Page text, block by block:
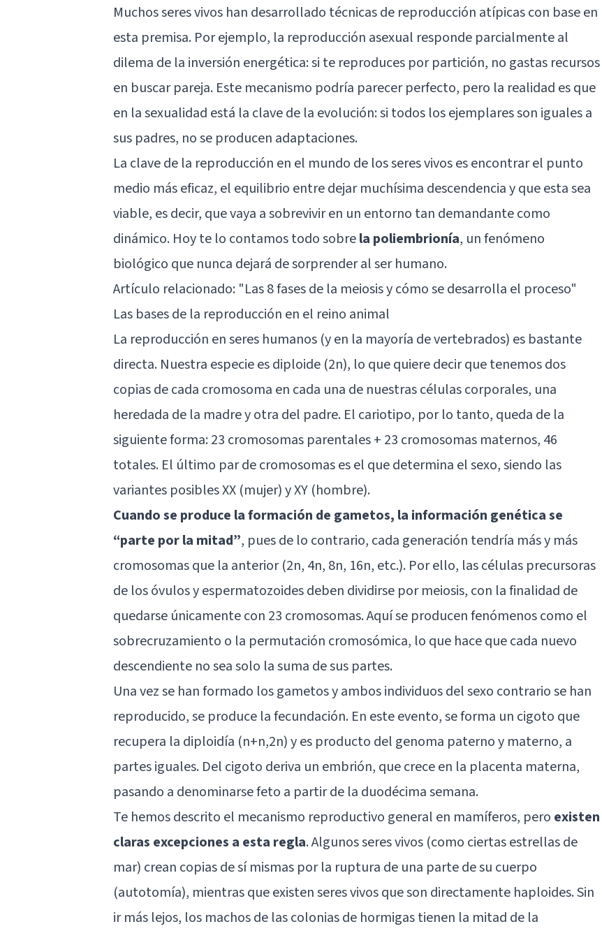
Muchos seres vivos han desarrollado técnicas de reproducción atípicas con base en
esta premisa. Por ejemplo, la reproducción asexual responde parcialmente al
dilema de la inversión energética: si te reproduces por partición, no gastas recursos
en buscar pareja. Este mecanismo podría parecer perfecto, pero la realidad es que
en la sexualidad está la clave de la evolución: si todos los ejemplares son iguales a
sus padres, no se producen adaptaciones.
La clave de la reproducción en el mundo de los seres vivos es encontrar el punto
medio más eficaz, el equilibrio entre dejar muchísima descendencia y que esta sea
viable, es decir, que vaya a sobrevivir en un entorno tan demandante como
dinámico. Hoy te lo contamos todo sobrela poliembrionía, un fenómeno
biológico que nunca dejará de sorprender al ser humano.
Artículo relacionado: "Las 8 fases de la meiosis y cómo se desarrolla el proceso"
Las bases de la reproducción en el reino animal
La reproducción en seres humanos (y en la mayoría de vertebrados) es bastante
directa. Nuestra especie es diploide (2n), lo que quiere decir que tenemos dos
copias de cada cromosoma en cada una de nuestras células corporales, una
heredada de la madre y otra del padre. El cariotipo, por lo tanto, queda de la
siguiente forma: 23 cromosomas parentales + 23 cromosomas maternos, 46
totales. El último par de cromosomas es el que determina el sexo, siendo las
variantes posibles XX (mujer) y XY (hombre).
Cuando se produce la formación de gametos, la información genética se
“parte por la mitad”, pues de lo contrario, cada generación tendría más y más
cromosomas que la anterior (2n, 4n, 8n, 16n, etc.). Por ello, las células precursoras
de los óvulos y espermatozoides deben dividirse por meiosis, con la finalidad de
quedarse únicamente con 23 cromosomas. Aquí se producen fenómenos como el
sobrecruzamiento o la permutación cromosómica, lo que hace que cada nuevo
descendiente no sea solo la suma de sus partes.
Una vez se han formado los gametos y ambos individuos del sexo contrario se han
reproducido, se produce la fecundación. En este evento, se forma un cigoto que
recupera la diploidía (n+n,2n) y es producto del genoma paterno y materno, a
partes iguales. Del cigoto deriva un embrión, que crece en la placenta materna,
pasando a denominarse feto a partir de la duodécima semana.
Te hemos descrito el mecanismo reproductivo general en mamíferos, pero existen
claras excepciones a esta regla. Algunos seres vivos (como ciertas estrellas de
mar) crean copias de sí mismas por la ruptura de una parte de su cuerpo
(autotomía), mientras que existen seres vivos que son directamente haploides. Sin
ir más lejos, los machos de las colonias de hormigas tienen la mitad de la